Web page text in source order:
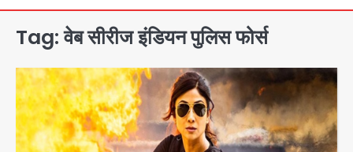
Tag:वेब सीरीज इंडियन पुलिस फोर्स
2
अब पहला स्थान हासिल करना लक्ष्य: डीएम
Team JHJ